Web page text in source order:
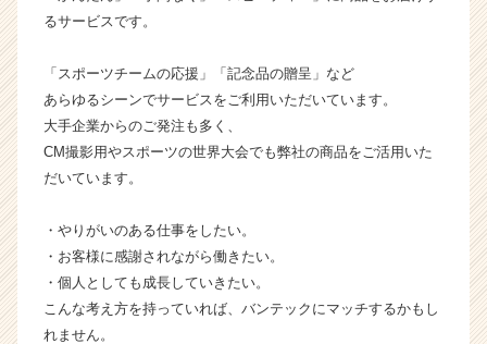
キ
ャ
リ
ア
e
r
C
a
るサービスです。
「スポーツチームの応援」「記念品の贈呈」など
あらゆるシーンでサービスをご利用いただいています。
大手企業からのご発注も多く、
CM撮影用やスポーツの世界大会でも弊社の商品をご活用いた
だいています。
・やりがいのある仕事をしたい。
・お客様に感謝されながら働きたい。
・個人としても成長していきたい。
こんな考え方を持っていれば、バンテックにマッチするかもし
れません。